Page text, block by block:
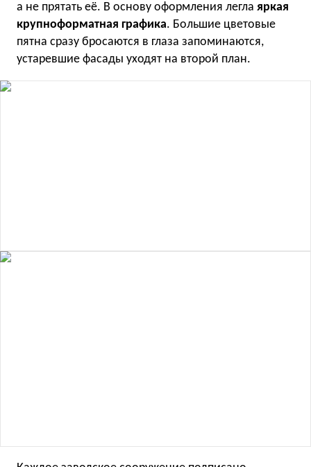
а не прятать её. В основу оформления легла яркая
крупноформатная графика. Большие цветовые
пятна сразу бросаются в глаза запоминаются,
устаревшие фасады уходят на второй план.